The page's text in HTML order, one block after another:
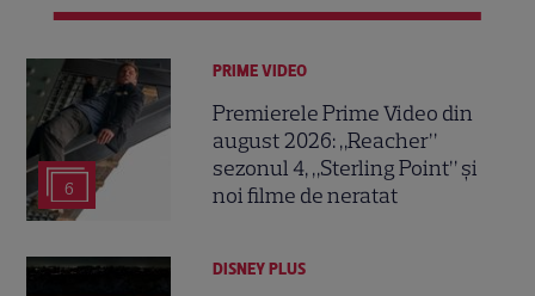
6
PRIME VIDEO
Premierele Prime Video din
august 2026: „Reacher”
sezonul 4, „Sterling Point” și
noi filme de neratat
DISNEY PLUS